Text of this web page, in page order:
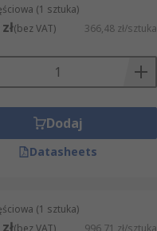
(1 sztuka)
(bez VAT) 366,48 zł/sztuka
Dodaj
Datasheets
(1 sztuka)
(bez VAT) 996,71 zł/sztuka